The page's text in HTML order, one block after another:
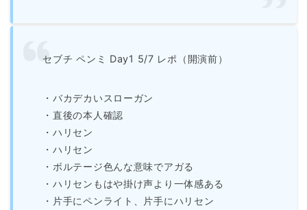
セブチ ペンミ Day1 5/7 レポ（開演前）
・バカデカいスローガン
・直後の本人確認
・ハリセン
・ハリセン
・ボルテージ色んな意味でアガる
・ハリセンもはや掛け声より一体感ある
・片手にペンライト、片手にハリセン